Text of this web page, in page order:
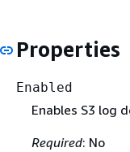
Properties
Enabled
Enables S3 log
Required: No